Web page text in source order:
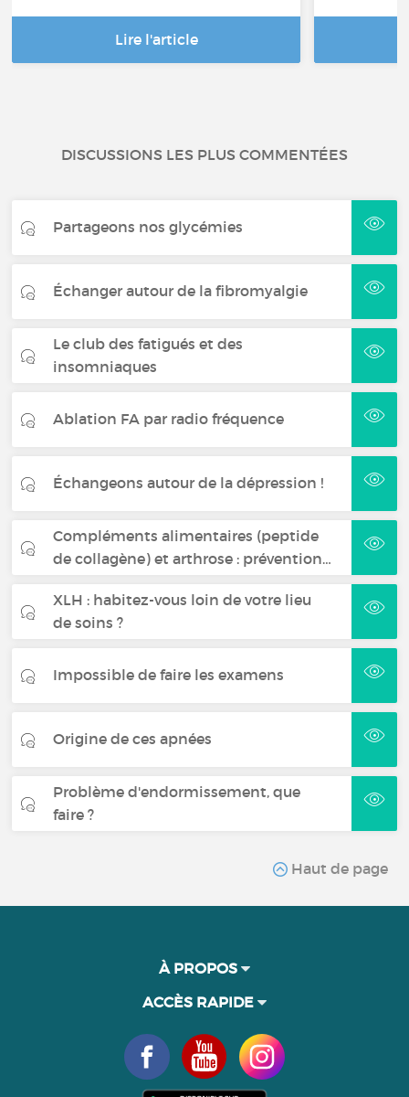
Lire l'article
DISCUSSIONS LES PLUS COMMENTÉES
Partageons nos glycémies
Échanger autour de la fibromyalgie
Le club des fatigués et des
insomniaques
Ablation FA par radio fréquence
Échangeons autour de la dépression !
Compléments alimentaires (peptide
de collagène) et arthrose : prévention…
XLH : habitez-vous loin de votre lieu
de soins ?
Impossible de faire les examens
Origine de ces apnées
Problème d'endormissement, que
faire ?
Haut de page
À PROPOS
ACCÈS RAPIDE